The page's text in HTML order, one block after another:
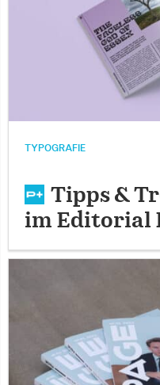
TYPOGRAFIE
Tipps &
im Editorial